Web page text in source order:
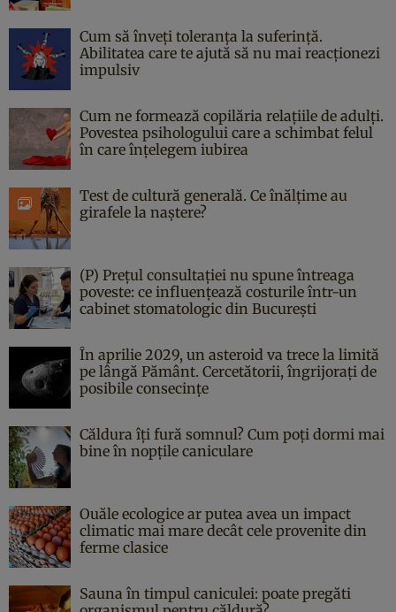
Cum să înveți toleranța la suferință.
Abilitatea care te ajută să nu mai reacționezi
impulsiv
Cum ne formează copilăria relațiile de adulți.
Povestea psihologului care a schimbat felul
în care înțelegem iubirea
Test de cultură generală. Ce înălțime au
girafele la naștere?
(P) Prețul consultației nu spune întreaga
poveste: ce influențează costurile într-un
cabinet stomatologic din București
În aprilie 2029, un asteroid va trece la limită
pe lângă Pământ. Cercetătorii, îngrijorați de
posibile consecințe
Căldura îți fură somnul? Cum poți dormi mai
bine în nopțile caniculare
Ouăle ecologice ar putea avea un impact
climatic mai mare decât cele provenite din
ferme clasice
Sauna în timpul caniculei: poate pregăti